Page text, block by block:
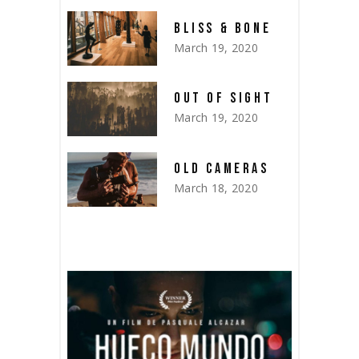
BLISS & BONE
March 19, 2020
OUT OF SIGHT
March 19, 2020
OLD CAMERAS
March 18, 2020